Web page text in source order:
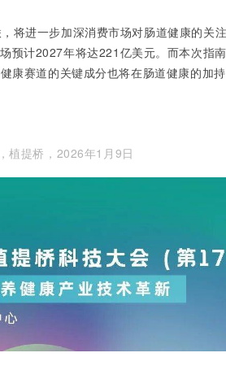
将进一步加深消费市场对肠道健康的关
预计2027年将达221亿美元。而本次指
康赛道的关键成分也将在肠道健康的加持
植提桥，2026年1月9日